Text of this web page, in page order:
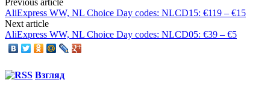
Previous article
AliExpress WW, NL Choice Day codes: NLCD15: €119 – €15
Next article
AliExpress WW, NL Choice Day codes: NLCD05: €39 – €5
Взгляд